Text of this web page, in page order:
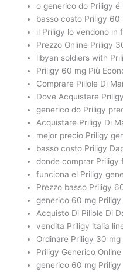
o generico do Priligy é
basso costo Priligy 60
il Priligy lo vendono in
Prezzo Online Priligy
libyan soldiers with
Priligy 60 mg Più
Comprare Pillole Di
Dove Acquistare
generico do Priligy
Acquistare Priligy Di
mejor precio Priligy
basso costo Priligy
donde comprar Priligy
funciona el Priligy
Prezzo basso Priligy
generico 60 mg Priligy
Acquisto Di Pillole Di
vendita Priligy italia
Ordinare Priligy 30
Priligy Generico Online
generico 60 mg Priligy